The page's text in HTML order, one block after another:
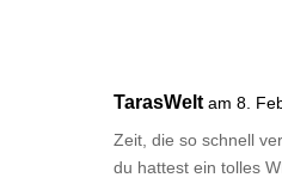
TarasWelt am 8.
Zeit, die so schnell
du hattest ein tolles